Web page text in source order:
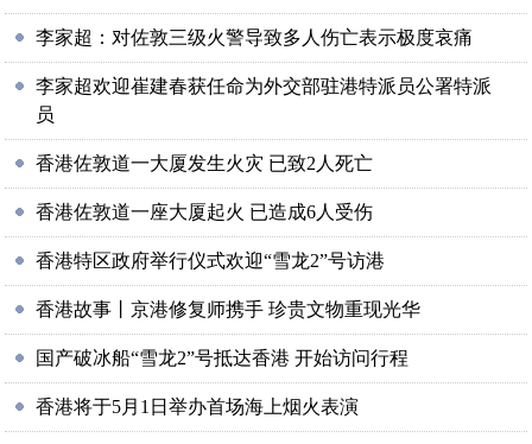
李家超：对佐敦三级火警导致多人伤亡表示极度哀痛
李家超欢迎崔建春获任命为外交部驻港特派员公署特派
员
香港佐敦道一大厦发生火灾 已致2人死亡
香港佐敦道一座大厦起火 已造成6人受伤
香港特区政府举行仪式欢迎“雪龙2”号访港
香港故事丨京港修复师携手 珍贵文物重现光华
国产破冰船“雪龙2”号抵达香港 开始访问行程
香港将于5月1日举办首场海上烟火表演